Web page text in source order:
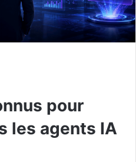
pour
les agents IA